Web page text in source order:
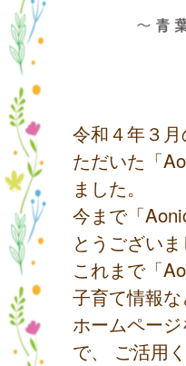
令和４年３
ただいた「
ました。
今まで「
とうございま
これまで「
子育て情報
ホームペー
で、 ご活用